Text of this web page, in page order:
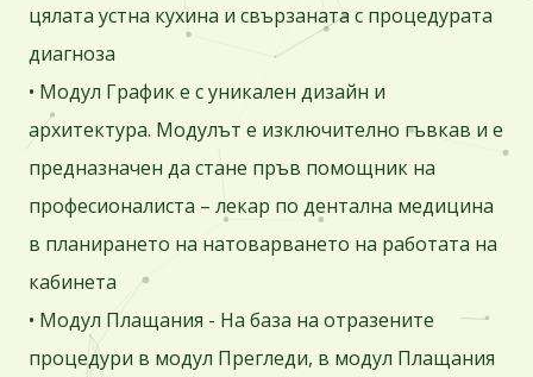
цялата устна кухина и свързаната с процедурата
диагноза
• Модул График е с уникален дизайн и
архитектура. Модулът е изключително гъвкав и е
предназначен да стане пръв помощник на
професионалиста – лекар по дентална медицина
в планирането на натоварването на работата на
кабинета
• Модул Плащания - На база на отразените
процедури в модул Прегледи, в модул Плащания